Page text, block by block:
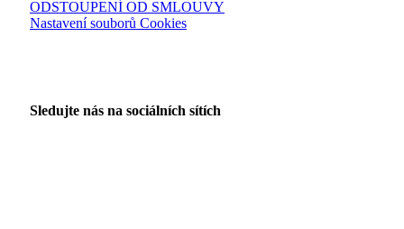
ODSTOUPENÍ OD SMLOUVY
Nastavení souborů Cookies
Sledujte nás na sociálních sítích